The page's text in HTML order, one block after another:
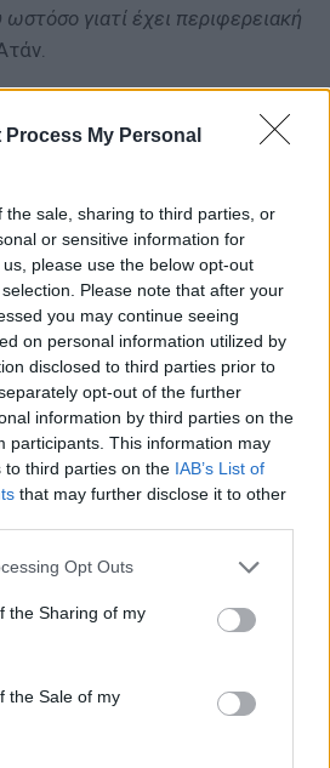
Process My Personal
the sale, sharing to third parties, or
or sensitive information for
please use the below opt-out
Please note that after your
you may continue seeing
on personal information utilized by
disclosed to third parties prior to
opt-out of the further
information by third parties on the
participants. This information may
to third parties on the IAB’s List of
that may further disclose it to other
Opt Outs
the Sharing of my
the Sale of my
γιατί έχει περιφερειακή
είναι ιάσιμη, αν
Αν όμως ο ασθενής
καταστρέφονται και η βλάβη
ΔΙΑΦΗΜΙΣΗ